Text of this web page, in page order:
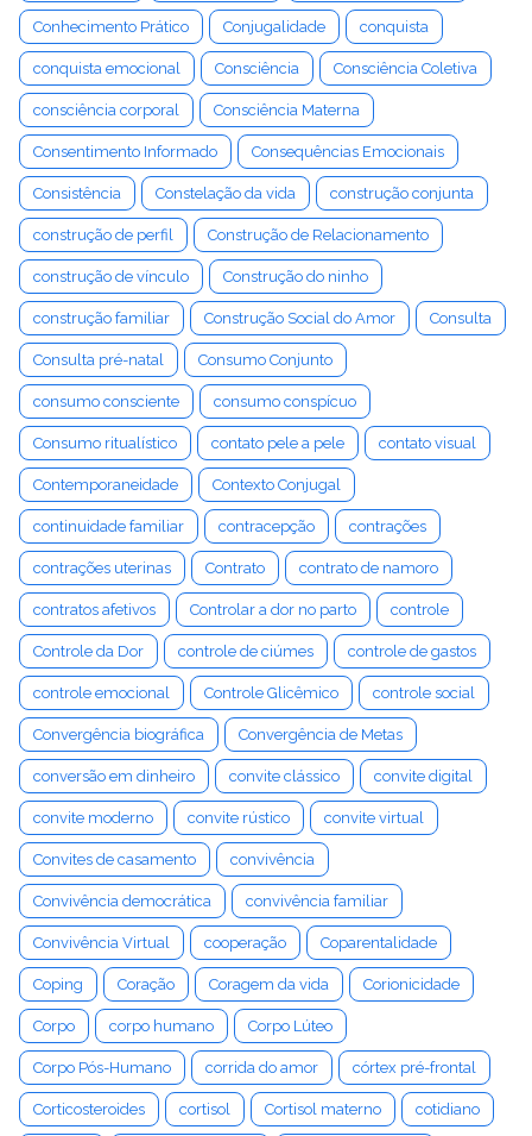
Conhecimento Prático Conjugalidade conquista
conquista emocional Consciência Consciência Coletiva
consciência corporal Consciência Materna
Consentimento Informado Consequências Emocionais
Consistência Constelação da vida construção conjunta
construção de perfil Construção de Relacionamento
construção de vínculo Construção do ninho
construção familiar Construção Social do Amor Consulta
Consulta pré-natal Consumo Conjunto
consumo consciente consumo conspícuo
Consumo ritualístico contato pele a pele contato visual
Contemporaneidade Contexto Conjugal
continuidade familiar contracepção contrações
contrações uterinas Contrato contrato de namoro
contratos afetivos Controlar a dor no parto controle
Controle da Dor controle de ciúmes controle de gastos
controle emocional Controle Glicêmico controle social
Convergência biográfica Convergência de Metas
conversão em dinheiro convite clássico convite digital
convite moderno convite rústico convite virtual
Convites de casamento convivência
Convivência democrática convivência familiar
Convivência Virtual cooperação Coparentalidade
Coping Coração Coragem da vida Corionicidade
Corpo corpo humano Corpo Lúteo
Corpo Pós-Humano corrida do amor córtex pré-frontal
Corticosteroides cortisol Cortisol materno cotidiano